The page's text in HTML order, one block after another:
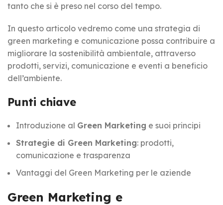
tanto che si è preso nel corso del tempo.
In questo articolo vedremo come una strategia di
green marketing e comunicazione possa contribuire a
migliorare la sostenibilità ambientale, attraverso
prodotti, servizi, comunicazione e eventi a beneficio
dell’ambiente.
Punti chiave
Introduzione al Green Marketing e suoi principi
Strategie di Green Marketing: prodotti,
comunicazione e trasparenza
Vantaggi del Green Marketing per le aziende
Green Marketing e